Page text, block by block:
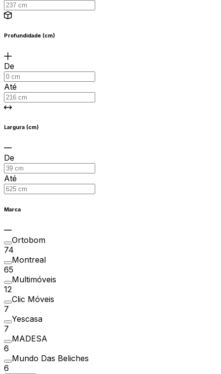
Profundidade (cm)
De
Até
Largura (cm)
De
Até
Marca
Ortobom
74
Montreal
65
Multimóveis
12
Clic Móveis
7
Yescasa
7
MADESA
6
Mundo Das Beliches
6